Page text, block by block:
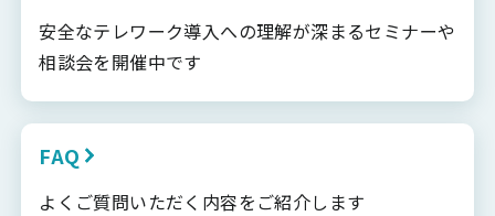
安全なテレワーク導入への理解が深まるセミナーや
相談会を開催中です
FAQ
よくご質問いただく内容をご紹介します